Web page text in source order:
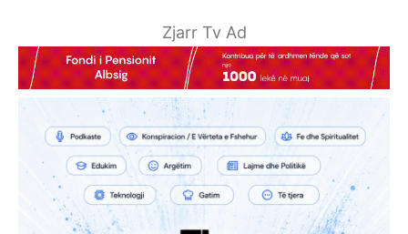
Zjarr Tv Ad